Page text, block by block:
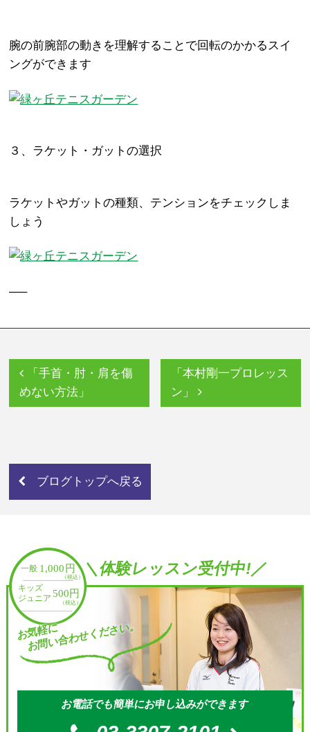
腕の前腕部の動きを理解することで回転のかかるスイ
ングができます
３、ラケット・ガットの選択
ラケットやガットの種類、テンションをチェックしま
しょう
—–
「本村剛一プロレッス
ン」
「手首・肘・肩を傷
めない方法」
ブログトップへ戻る
＼体験レッスン受付中!／
お気軽に
お問い合わせください。
お電話でも簡単にお申し込みができます